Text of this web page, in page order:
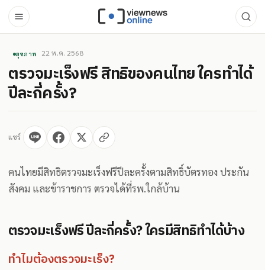
สุขภาพ 22 พ.ค. 2568
ตรวจมะเร็งฟรี สิทธิของคนไทย ใครทำได้
ปีละกี่ครั้ง?
แชร์
คนไทยมีสิทธิตรวจมะเร็งฟรีปีละครั้งตามสิทธิ์บัตรทอง ประกัน
สังคม และข้าราชการ ตรวจได้ที่รพ.ใกล้บ้าน
ตรวจมะเร็งฟรี ปีละกี่ครั้ง? ใครมีสิทธิทำได้บ้าง
ทำไมต้องตรวจมะเร็ง?